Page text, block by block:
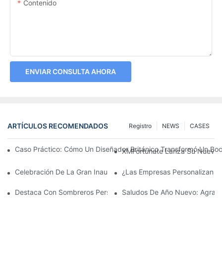
Contenido
ENVIAR CONSULTA AHORA
ARTÍCULOS RECOMENDADOS CASES
NEWS
Registro
Caso Práctico: Cómo Un Diseñador Británico Transformó Un
XMFortunate Lanza Su Nueva
Celebración De La Gran Inauguración Del Festival Del Año
¿Las Empresas Personalizan
Destaca Con Sombreros PersonalizadosSaludos De Año Nuevo: